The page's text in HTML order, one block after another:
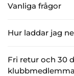
Vanliga frågor
Hur laddar jag
Fri retur och 30